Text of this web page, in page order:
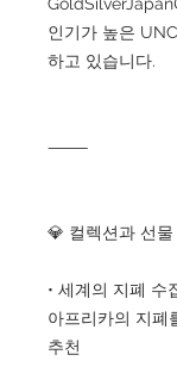
인기가 높은
하고 있습니다.
⸻
💎 컬렉션과 선물
• 세계의 지폐 수
아프리카의 지폐
추천